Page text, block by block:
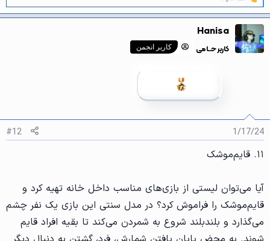
ا
ک
ش‌
ه
د
ه
ا
:
Hanisa
کاربر حــامی کاربر انجمن
1/17/24
#12
۱۱. قایم‌موشک
آیا می‌توان لیستی از بازی‌های مناسب داخل خانه تهیه کرد و
قایم‌موشک را فراموش کرد؟ در مدل سنتی این بازی یک نفر چشم
می‌گذارد و بلندبلند شروع به شمردن می‌کند تا بقیه افراد قایم